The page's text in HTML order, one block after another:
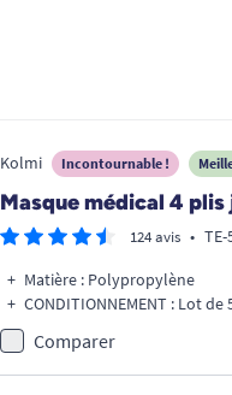
Kolmi Incontournable !
Masque médical 4
124 avis • TE-
Matière : Polypropylène
CONDITIONNEMENT : Lot de
Comparer